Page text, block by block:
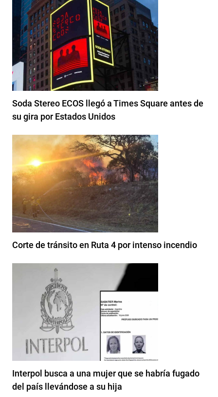
Soda Stereo ECOS llegó a Times Square antes de
su gira por Estados Unidos
Corte de tránsito en Ruta 4 por intenso incendio
Interpol busca a una mujer que se habría fugado
del país llevándose a su hija